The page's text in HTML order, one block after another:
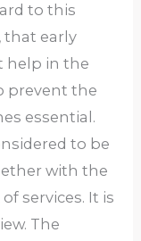
to this
that early
help in the
prevent the
essential.
to be
with the
services. It is
The